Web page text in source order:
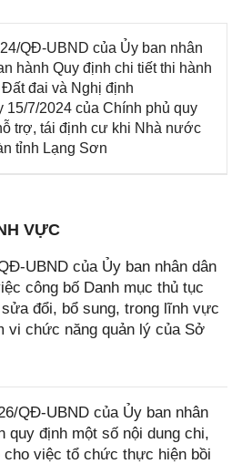
QĐ-UBND của Ủy ban nhân
hành Quy định chi tiết thi hành
đai và Nghị định
7/2024 của Chính phủ quy
trợ, tái định cư khi Nhà nước
tỉnh Lạng Sơn
VỰC
UBND của Ủy ban nhân dân
công bố Danh mục thủ tục
đổi, bổ sung, trong lĩnh vực
vi chức năng quản lý của Sở
QĐ-UBND của Ủy ban nhân
quy định một số nội dung chi,
cho việc tổ chức thực hiện bồi